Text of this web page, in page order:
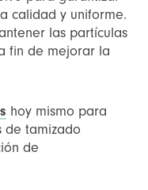
calidad y uniforme.
las partículas
fin de mejorar la
hoy mismo para
de tamizado
de